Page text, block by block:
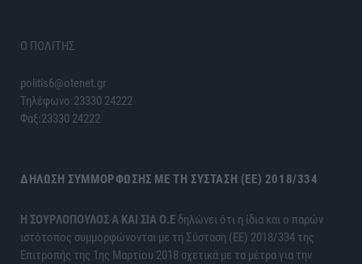
Ο ΠΟΛΙΤΗΣ
politis6@otenet.gr
Τηλέφωνο:23330 24222
Φαξ:23330 24222
ΔΉΛΩΣΗ ΣΥΜΜΌΡΦΩΣΗΣ ΜΕ ΤΗ ΣΎΣΤΑΣΗ (ΕΕ) 2018/334
H ΣΟΥΡΛΟΠΟΥΛΟΣ Α ΚΑΙ ΣΙΑ Ο.Ε δηλώνει ότι η ίδια και ο παρών
ιστότοπος συμμορφώνονται με τη Σύσταση (ΕΕ) 2018/334 της
Επιτροπής της 1ης Μαρτίου 2018 σχετικά με τα μέτρα για την